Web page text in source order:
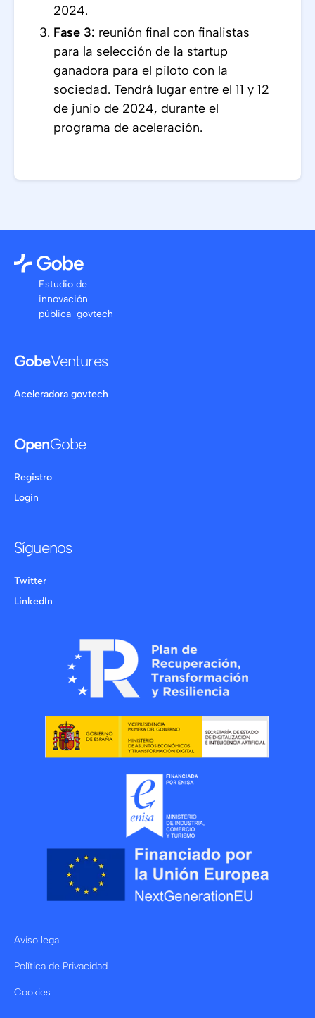
2024.
Fase 3: reunión final con finalistas
para la selección de la startup
ganadora para el piloto con la
sociedad. Tendrá lugar entre el 11 y 12
de junio de 2024, durante el
programa de aceleración.
Estudio de
innovación
pública govtech
GobeVentures
Aceleradora govtech
OpenGobe
Registro
Login
Síguenos
Twitter
LinkedIn
Aviso legal
Política de Privacidad
Cookies